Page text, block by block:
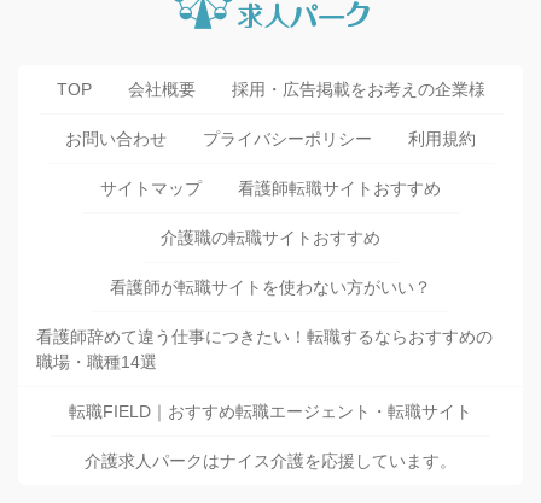
TOP 会社概要 採用・広告掲載をお考えの企業様
お問い合わせ プライバシーポリシー 利用規約
サイトマップ 看護師転職サイトおすすめ
介護職の転職サイトおすすめ
看護師が転職サイトを使わない方がいい？
看護師辞めて違う仕事につきたい！転職するならおすすめの
職場・職種14選
転職FIELD｜おすすめ転職エージェント・転職サイト
介護求人パークはナイス介護を応援しています。